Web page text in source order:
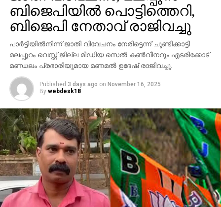
പരാതിയില്‍ പറയുന്നു. വിദ്യാഭ്യാസ
ആവശ്യങ്ങള്‍ക്കായി എറണാകുളത്ത് എത്തിയവരാണ്
പ്രതികളെന്ന് പൊലീസ് കണ്ടെത്തിയിട്ടുണ്ട്.
സംഭവത്തില്‍ അലീനയുടെ കൈക്ക് പരുക്കേല്‍ക്കുകയും
ചെയ്തു.
ബിജെപിയില്‍ പൊട്ടിത്തെറി,
ബിജെപി നേതാവ് രാജിവച്ചു
പാര്‍ട്ടിയില്‍നിന്ന് ജാതി വിവേചനം നേരിട്ടെന്ന് ചൂണ്ടിക്കാട്ടി
മലപ്പുറം വെസ്റ്റ് ജില്ല മീഡിയ സെല്‍ കണ്‍വീനറും എടരിക്കോട്
മണ്ഡലം പ്രഭാരിയുമായ മണമല്‍ ഉദേഷ് രാജിവച്ചു.
Published 3 days ago on November 16, 2025
By webdesk18